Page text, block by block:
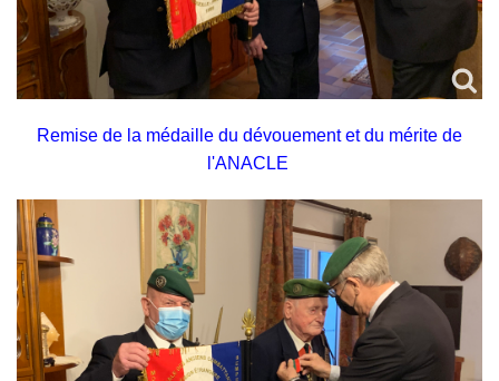
Remise de la médaille du dévouement et du mérite de
l'ANACLE